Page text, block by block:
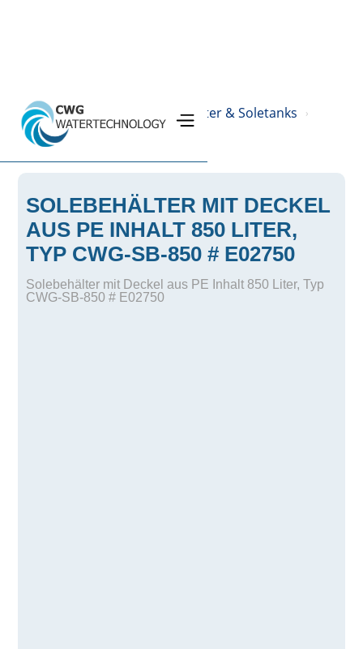
Home › Produkte PE-Behälter & Soletanks ›
Solebehälter ›
SOLEBEHÄLTER MIT DECKEL
AUS PE INHALT 850 LITER,
TYP CWG-SB-850 # E02750
Solebehälter mit Deckel aus PE Inhalt 850 Liter, Typ
CWG-SB-850 # E02750